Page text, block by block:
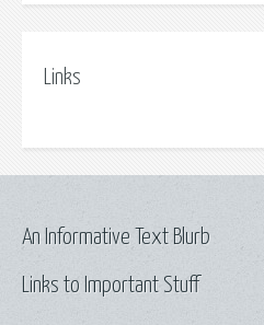
Links
Links to Important Stuff
An Informative Text Blurb